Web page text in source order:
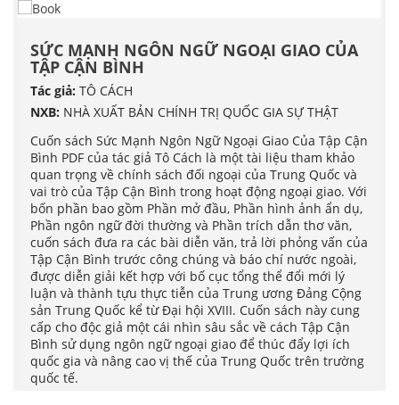
SỨC MẠNH NGÔN NGỮ NGOẠI GIAO CỦA
TẬP CẬN BÌNH
Tác giả: TÔ CÁCH
NXB: NHÀ XUẤT BẢN CHÍNH TRỊ QUỐC GIA SỰ THẬT
Cuốn sách Sức Mạnh Ngôn Ngữ Ngoại Giao Của Tập Cận
Bình PDF của tác giả Tô Cách là một tài liệu tham khảo
quan trọng về chính sách đối ngoại của Trung Quốc và
vai trò của Tập Cận Bình trong hoạt động ngoại giao. Với
bốn phần bao gồm Phần mở đầu, Phần hình ảnh ẩn dụ,
Phần ngôn ngữ đời thường và Phần trích dẫn thơ văn,
cuốn sách đưa ra các bài diễn văn, trả lời phỏng vấn của
Tập Cận Bình trước công chúng và báo chí nước ngoài,
được diễn giải kết hợp với bố cục tổng thể đổi mới lý
luận và thành tựu thực tiễn của Trung ương Đảng Cộng
sản Trung Quốc kể từ Đại hội XVIII. Cuốn sách này cung
cấp cho độc giả một cái nhìn sâu sắc về cách Tập Cận
Bình sử dụng ngôn ngữ ngoại giao để thúc đẩy lợi ích
quốc gia và nâng cao vị thế của Trung Quốc trên trường
quốc tế.